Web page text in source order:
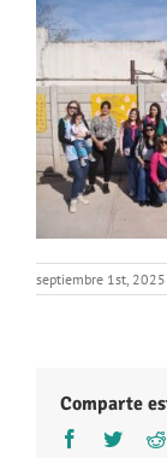
septiembre 1st, 2025
Comparte
Facebook
Twitter